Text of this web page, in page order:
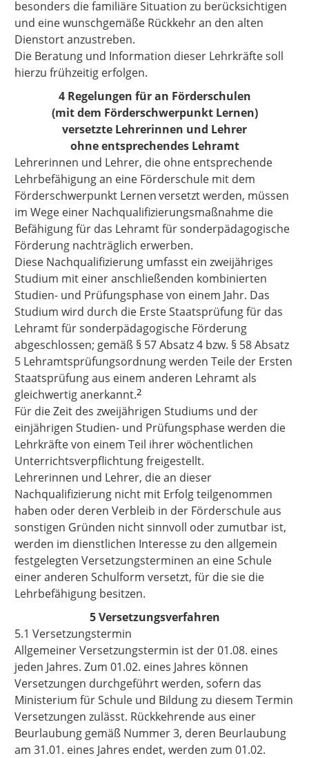
besonders die familiäre Situation zu berücksichtigen
und eine wunschgemäße Rückkehr an den alten
Dienstort anzustreben.
Die Beratung und Information dieser Lehrkräfte soll
hierzu frühzeitig erfolgen.
4 Regelungen für an Förderschulen
(mit dem Förderschwerpunkt Lernen)
versetzte Lehrerinnen und Lehrer
ohne entsprechendes Lehramt
Lehrerinnen und Lehrer, die ohne entsprechende
Lehrbefähigung an eine Förderschule mit dem
Förderschwerpunkt Lernenversetzt werden, müssen
im Wege einer Nachqualifizierungsmaßnahme die
Befähigung für das Lehramt für sonderpädagogische
Förderung nachträglich erwerben.
Diese Nachqualifizierung umfasst ein zweijähriges
Studium mit einer anschließenden kombinierten
Studien- und Prüfungsphase von einem Jahr. Das
Studium wird durch die Erste Staatsprüfung für das
Lehramt für sonderpädagogische Förderung
abgeschlossen; gemäß § 57 Absatz 4 bzw. § 58 Absatz
5 Lehramtsprüfungsordnung werden Teile der Ersten
Staatsprüfung aus einem anderen Lehramt als
gleichwertig anerkannt.2
Für die Zeit des zweijährigen Studiums und der
einjährigen Studien- und Prüfungsphase werden die
Lehrkräfte von einem Teil ihrer wöchentlichen
Unterrichtsverpflichtung freigestellt.
Lehrerinnen und Lehrer, die an dieser
Nachqualifizierung nicht mit Erfolg teilgenommen
haben oder deren Verbleib in der Förderschule aus
sonstigen Gründen nicht sinnvoll oder zumutbar ist,
werden im dienstlichen Interesse zu den allgemein
festgelegten Versetzungsterminen an eine Schule
einer anderen Schulform versetzt, für die sie die
Lehrbefähigung besitzen.
5 Versetzungsverfahren
5.1 Versetzungstermin
Allgemeiner Versetzungstermin ist der 01.08. eines
jeden Jahres. Zum 01.02. eines Jahres können
Versetzungen durchgeführt werden, sofern das
Ministerium für Schule und Bildung zu diesem Termin
Versetzungen zulässt. Rückkehrende aus einer
Beurlaubung gemäß Nummer 3, deren Beurlaubung
am 31.01. eines Jahres endet, werden zum 01.02.